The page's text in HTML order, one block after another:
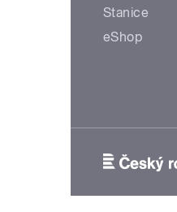
Stanice
eShop